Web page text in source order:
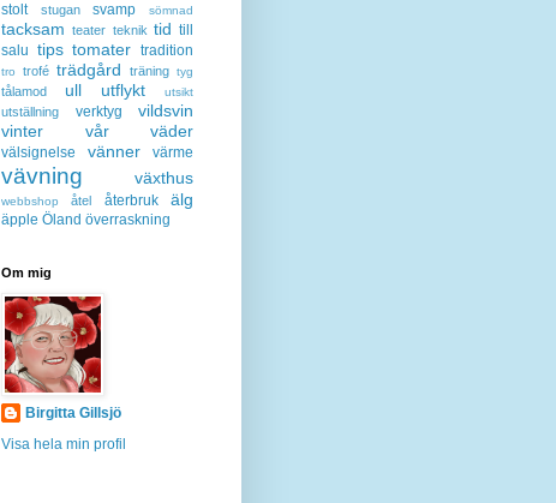
stolt stugan svamp sömnad
tacksam teater teknik tid till
salu tips tomater tradition
tro trofé trädgård träning tyg
tålamod ull utflykt utsikt
utställning verktyg
vildsvin
vinter
vår väder
välsignelse vänner värme
vävning växthus
webbshop åtel återbruk älg
äpple Öland överraskning
Om mig
Birgitta Gillsjö
Visa hela min profil